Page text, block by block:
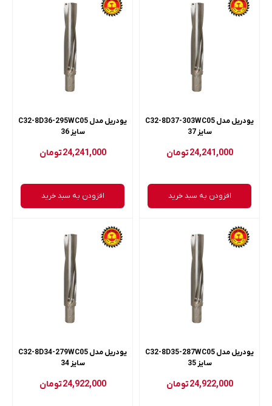
یودریل مدل C32-8D37-303WC05
سایز 37
24,241,000تومان
افزودن به سبد خرید
یودریل مدل C32-8D36-295WC05
سایز 36
24,241,000تومان
افزودن به سبد خرید
یودریل مدل C32-8D35-287WC05
سایز 35
24,922,000تومان
یودریل مدل C32-8D34-279WC05
سایز 34
24,922,000تومان